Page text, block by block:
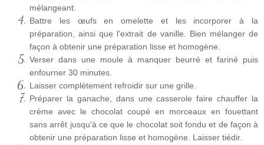
mélangeant.
Battre les œufs en omelette et les incorporer à la
préparation, ainsi que l'extrait de vanille. Bien mélanger de
façon à obtenir une préparation lisse et homogène.
Verser dans une moule à manquer beurré et fariné puis
enfourner 30 minutes.
Laisser complétement refroidir sur une grille.
Préparer la ganache, dans une casserole faire chauffer la
crème avec le chocolat coupé en morceaux en fouettant
sans arrêt jusqu'à ce que le chocolat soit fondu et de façon à
obtenir une préparation lisse et homogène. Laisser tiédir.